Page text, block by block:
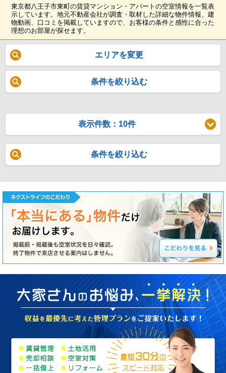
東京都八王子市東町の賃貸マンション・アパートの空室情報を一覧表
示しています。地元不動産会社が調査・取材した詳細な物件情報、建
物動画、口コミを掲載していますので、お客様の条件と感性に合った
理想のお部屋が探せます。
エリアを変更
条件を絞り込む
表示件数：10件
条件を絞り込む